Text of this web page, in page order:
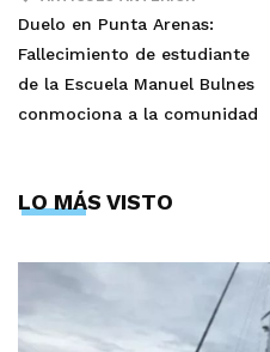
Duelo en Punta Arenas:
Fallecimiento de estudiante
de la Escuela Manuel Bulnes
conmociona a la comunidad
LO MÁS VISTO